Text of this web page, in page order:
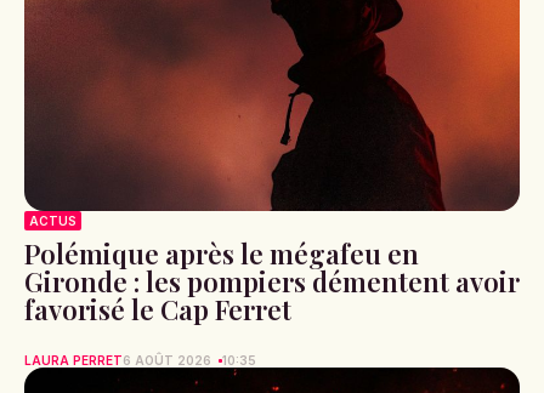
ACTUS
Polémique après le mégafeu en
Gironde : les pompiers démentent avoir
favorisé le Cap Ferret
LAURA PERRET6 AOÛT 2026 10:35